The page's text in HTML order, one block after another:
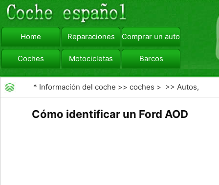
Home Reparaciones Comprar un automóvil
Coches Motocicletas Barcos
viajar Camiones
* Información del coche >>coches > >>Autos,
Cómo identificar un Ford AOD